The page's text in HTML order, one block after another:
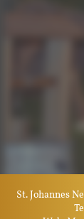
St. Johannes